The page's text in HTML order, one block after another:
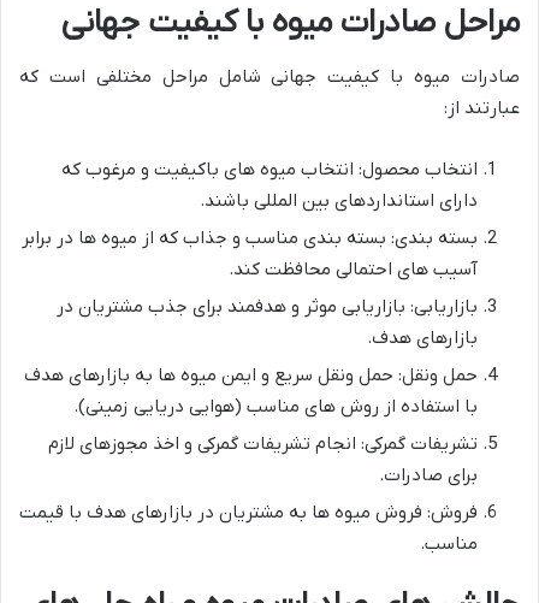
مراحل صادرات میوه با کیفیت جهانی
صادرات میوه با کیفیت جهانی شامل مراحل مختلفی است که
عبارتند از:
انتخاب محصول: انتخاب میوه های باکیفیت و مرغوب که
دارای استانداردهای بین المللی باشند.
بسته بندی: بسته بندی مناسب و جذاب که از میوه ها در برابر
آسیب های احتمالی محافظت کند.
بازاریابی: بازاریابی موثر و هدفمند برای جذب مشتریان در
بازارهای هدف.
حمل ونقل: حمل ونقل سریع و ایمن میوه ها به بازارهای هدف
با استفاده از روش های مناسب (هوایی دریایی زمینی).
تشریفات گمرکی: انجام تشریفات گمرکی و اخذ مجوزهای لازم
برای صادرات.
فروش: فروش میوه ها به مشتریان در بازارهای هدف با قیمت
مناسب.